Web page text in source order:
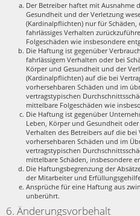
Der Betreiber haftet mit Ausnahme
Gesundheit und der Verletzung
(Kardinalpflichten) nur für
fahrlässiges Verhalten
Folgeschäden wie insbesondere
Die Haftung ist gegenüber
fahrlässigem Verhalten oder bei
Körper und Gesundheit und der
(Kardinalpflichten) auf die bei
vorhersehbaren Schäden und im
vertragstypischen
mittelbare Folgeschäden wie
Die Haftung ist gegenüber
Leben, Körper und Gesundheit
Verhalten des Betreibers auf die bei
vorhersehbaren Schäden und im
vertragstypischen
mittelbare Schäden, insbesondere
Die Haftungsbegrenzung der
der Mitarbeiter und
Ansprüche für eine Haftung aus
unberührt.
6. Änderungsvorbehalt